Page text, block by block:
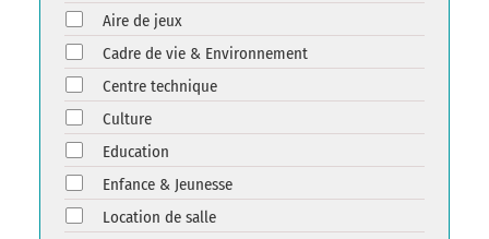
Aire de jeux
Cadre de vie & Environnement
Centre technique
Culture
Education
Enfance & Jeunesse
Location de salle